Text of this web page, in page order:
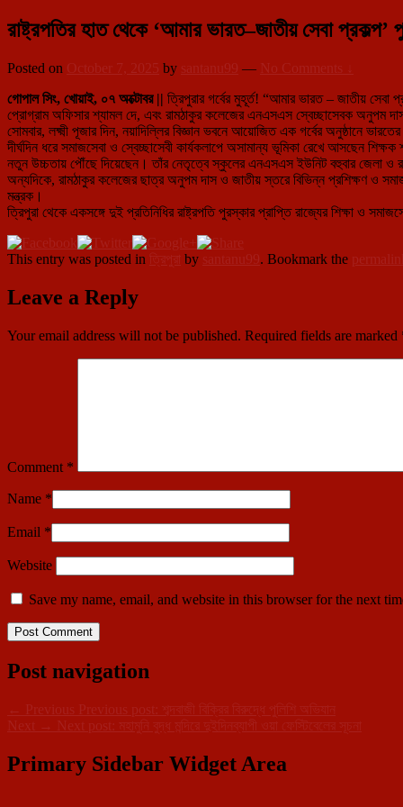
রাষ্ট্রপতির হাত থেকে ‘আমার ভারত–জাতীয় সেবা
Posted on October 7, 2025 by santanu99 — No Comments ↓
গোপাল সিং, খোয়াই, ০৭ অক্টোবর || ত্রিপুরার গর্বের মুহূর্ত! “আমার ভারত – জাতীয় সেবা
প্রোগ্রাম অফিসার শ্যামল দে, এবং রামঠাকুর কলেজের এনএসএস স্বেচ্ছাসেবক অনুপম
সোমবার, লক্ষ্মী পূজার দিন, নয়াদিল্লির বিজ্ঞান ভবনে আয়োজিত এক গর্বের অনুষ্ঠানে
দীর্ঘদিন ধরে সমাজসেবা ও স্বেচ্ছাসেবী কার্যকলাপে অসামান্য ভূমিকা রেখে আসছেন
নতুন উচ্চতায় পৌঁছে দিয়েছেন। তাঁর নেতৃত্বে স্কুলের এনএসএস ইউনিট বহুবার জেলা ও
অন্যদিকে, রামঠাকুর কলেজের ছাত্র অনুপম দাস ও জাতীয় স্তরে বিভিন্ন প্রশিক্ষণ ও
মন্ত্রক।
ত্রিপুরা থেকে একসঙ্গে দুই প্রতিনিধির রাষ্ট্রপতি পুরস্কার প্রাপ্তি রাজ্যের শিক্ষা ও
This entry was posted in ত্রিপুরা by santanu99. Bookmark the
Leave a Reply
Your email address will not be published. Required fields are marked
Comment *
Name *
Email *
Website
Save my name, email, and website in this browser for the next
Post navigation
← Previous Previous post:
শব্দবাজী বিক্রির বিরুদ্ধে পুলিশি অভিযান
Next → Next post: মহামুনি বুদ্ধ মন্দিরে দুইদিনব্যাপী ওয়া ফেস্টিবেলের সূচনা
Primary Sidebar Widget Area